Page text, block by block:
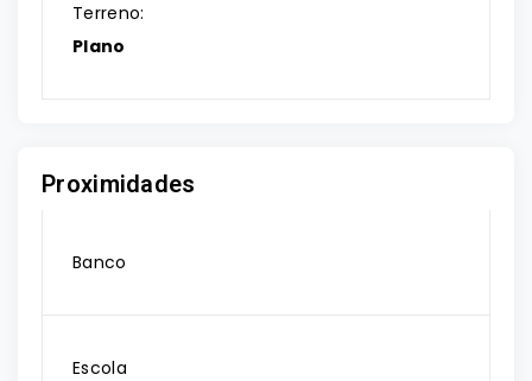
Terreno:
Plano
Proximidades
Banco
Escola